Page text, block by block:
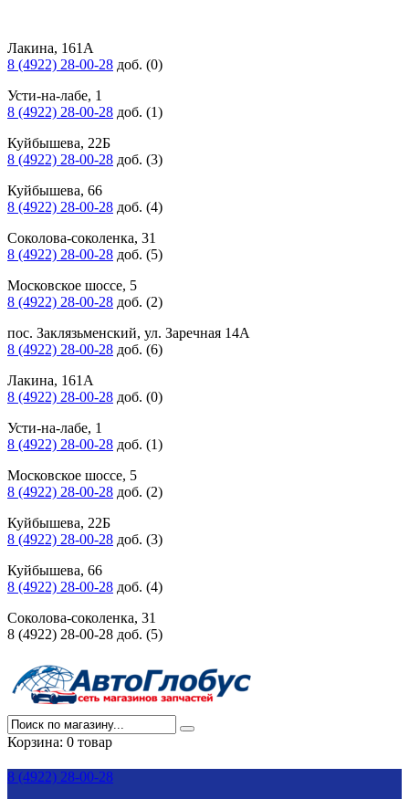
Лакина, 161А
8 (4922) 28-00-28 доб. (0)
Усти-на-лабе, 1
8 (4922) 28-00-28 доб. (1)
Куйбышева, 22Б
8 (4922) 28-00-28 доб. (3)
Куйбышева, 66
8 (4922) 28-00-28 доб. (4)
Соколова-соколенка, 31
8 (4922) 28-00-28 доб. (5)
Московское шоссе, 5
8 (4922) 28-00-28 доб. (2)
пос. Заклязьменский, ул. Заречная 14А
8 (4922) 28-00-28 доб. (6)
Лакина, 161А
8 (4922) 28-00-28 доб. (0)
Усти-на-лабе, 1
8 (4922) 28-00-28 доб. (1)
Московское шоссе, 5
8 (4922) 28-00-28 доб. (2)
Куйбышева, 22Б
8 (4922) 28-00-28 доб. (3)
Куйбышева, 66
8 (4922) 28-00-28 доб. (4)
Соколова-соколенка, 31
8 (4922) 28-00-28 доб. (5)
Корзина: 0 товар
8 (4922) 28-00-28